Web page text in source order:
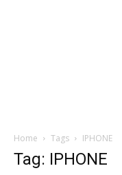
Home Tags IPHONE
Tag: IPHONE